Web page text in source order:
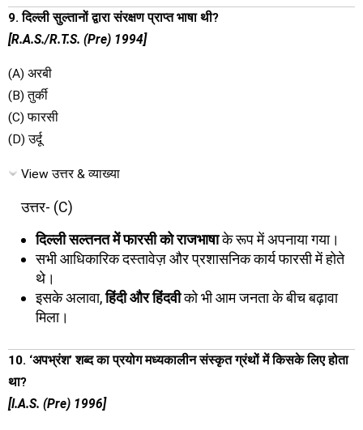
9. दिल्ली सुल्तानों द्वारा संरक्षण प्राप्त भाषा थी?
[R.A.S./R.T.S. (Pre) 1994]
(A) अरबी
(B) तुर्की
(C) फारसी
(D) उर्दू
View उत्तर & व्याख्या
उत्तर- (C)
दिल्ली सल्तनत में फारसी को राजभाषाके रूप में अपनाया गया।
सभी आधिकारिक दस्तावेज़ और प्रशासनिक कार्य फारसी में होते
थे।
इसके अलावा,हिंदी और हिंदवीको भी आम जनता के बीच बढ़ावा
मिला।
10. ‘अपभ्रंश’ शब्द का प्रयोग मध्यकालीन संस्कृत ग्रंथों में किसके लिए होता
था?
[I.A.S. (Pre) 1996]